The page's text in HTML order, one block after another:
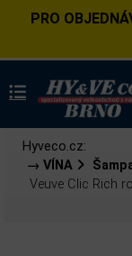
PRO
Hyveco.cz:
→ VÍNA
Veuve Clic Rich